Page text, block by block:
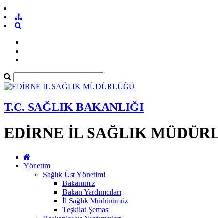
T.C. SAĞLIK BAKANLIĞI
EDİRNE İL SAĞLIK
Yönetim
Sağlık Üst Yönetimi
Bakanımız
Bakan Yardımcıları
İl Sağlık Müdürümüz
Teşkilat Şeması